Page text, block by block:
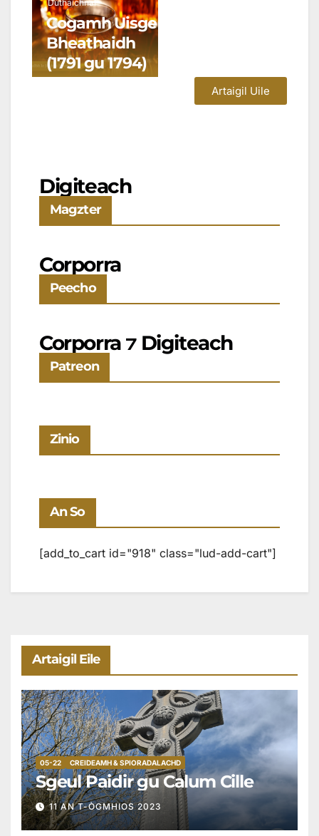
Dùthaichnal
Cogamh Uisge
Bheathaidh
(1791 gu 1794)
Artaigil Uile
Digiteach
Magzter
Corporra
Peecho
Corporra ⁊ Digiteach
Patreon
Zinio
An So
[add_to_cart id="918" class="lud-add-cart"]
Artaigil Eile
05-22 CREIDEAMH & SPIORADALACHD
Sgeul Paidir gu Calum Cille
11 AN T-ÒGMHIOS 2023